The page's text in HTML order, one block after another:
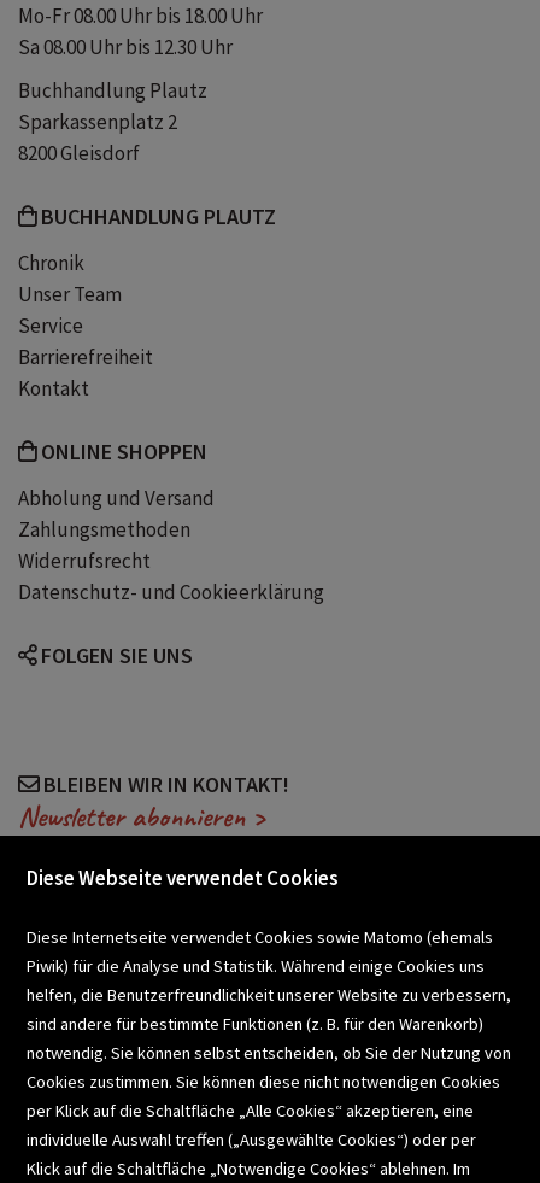
Mo-Fr 08.00 Uhr bis 18.00 Uhr
Sa 08.00 Uhr bis 12.30 Uhr
Buchhandlung Plautz
Sparkassenplatz 2
8200 Gleisdorf
BUCHHANDLUNG PLAUTZ
Chronik
Unser Team
Service
Barrierefreiheit
Kontakt
ONLINE SHOPPEN
Abholung und Versand
Zahlungsmethoden
Widerrufsrecht
Datenschutz- und Cookieerklärung
FOLGEN SIE UNS
BLEIBEN WIR IN KONTAKT!
Newsletter abonnieren >
SCHULBUCHSERVICE
BUCHEMPFEHLUNGEN
Diese Webseite verwendet Cookies
Diese Internetseite verwendet Cookies sowie Matomo (ehemals
Piwik) für die Analyse und Statistik. Während einige Cookies uns
helfen, die Benutzerfreundlichkeit unserer Website zu verbessern,
sind andere für bestimmte Funktionen (z. B. für den Warenkorb)
notwendig. Sie können selbst entscheiden, ob Sie der Nutzung von
Cookies zustimmen. Sie können diese nicht notwendigen Cookies
per Klick auf die Schaltfläche „Alle Cookies“ akzeptieren, eine
individuelle Auswahl treffen („Ausgewählte Cookies“) oder per
Klick auf die Schaltfläche „Notwendige Cookies“ ablehnen. Im